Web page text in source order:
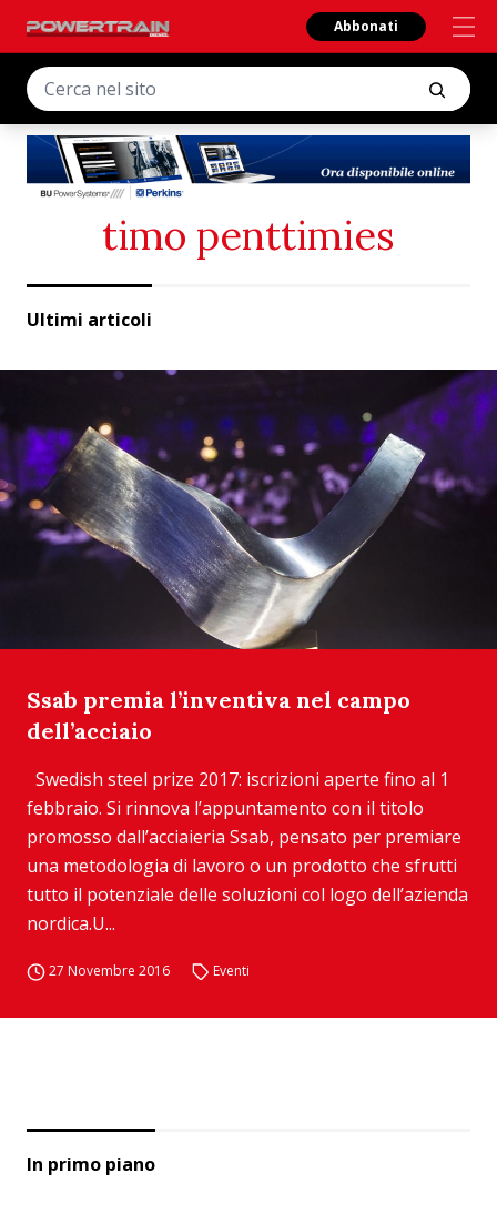
Abbonati
timo penttimies
Ultimi articoli
Ssab premia l’inventiva nel campo
dell’acciaio
Swedish steel prize 2017: iscrizioni aperte fino al 1
febbraio. Si rinnova l’appuntamento con il titolo
promosso dall’acciaieria Ssab, pensato per premiare
una metodologia di lavoro o un prodotto che sfrutti
tutto il potenziale delle soluzioni col logo dell’azienda
nordica.U...
27 Novembre 2016 Eventi
In primo piano